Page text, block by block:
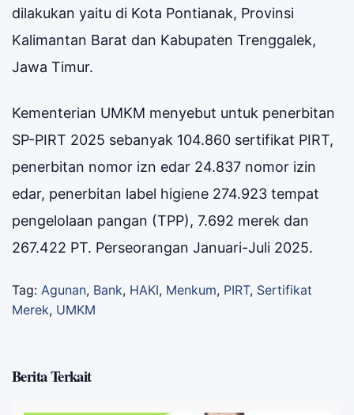
dilakukan yaitu di Kota Pontianak, Provinsi
Kalimantan Barat dan Kabupaten Trenggalek,
Jawa Timur.
Kementerian UMKM menyebut untuk penerbitan
SP-PIRT 2025 sebanyak 104.860 sertifikat PIRT,
penerbitan nomor izn edar 24.837 nomor izin
edar, penerbitan label higiene 274.923 tempat
pengelolaan pangan (TPP), 7.692 merek dan
267.422 PT. Perseorangan Januari-Juli 2025.
Tag: Agunan, Bank, HAKI, Menkum, PIRT, Sertifikat
Merek, UMKM
Berita Terkait